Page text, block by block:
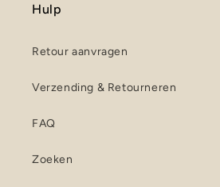
Hulp
Retour aanvragen
Verzending & Retourneren
FAQ
Zoeken